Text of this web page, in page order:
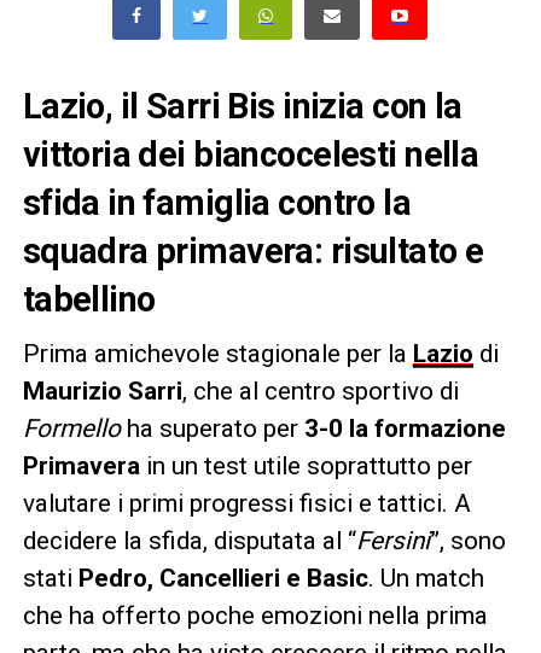
Lazio, il Sarri Bis inizia con la
vittoria dei biancocelesti nella
sfida in famiglia contro la
squadra primavera: risultato e
tabellino
Prima amichevole stagionale per la Lazio di
Maurizio Sarri, che al centro sportivo di
Formelloha superato per 3-0 la formazione
Primavera in un test utile soprattutto per
valutare i primi progressi fisici e tattici. A
decidere la sfida, disputata al “Fersini”, sono
stati Pedro, Cancellieri e Basic. Un match
che ha offerto poche emozioni nella prima